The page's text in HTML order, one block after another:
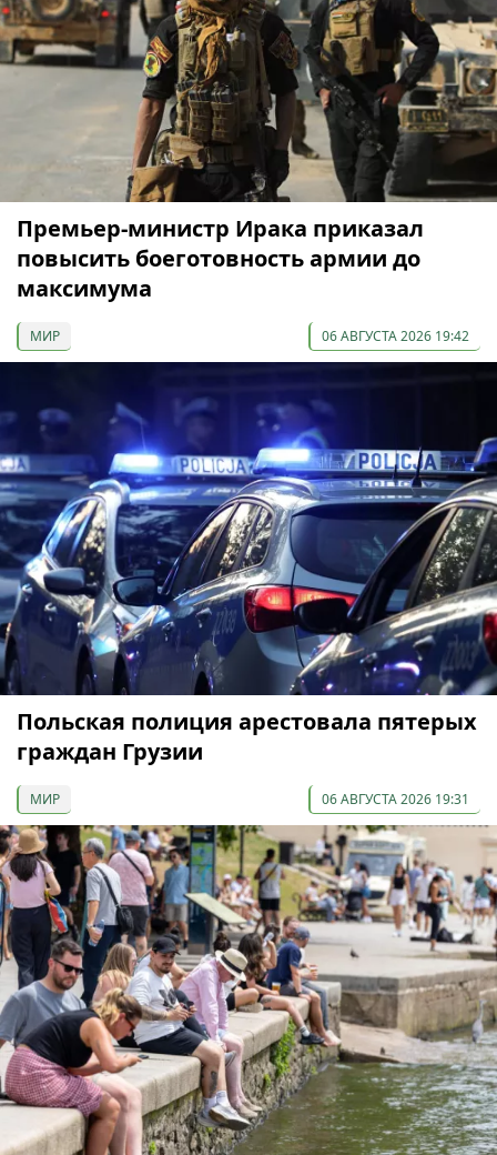
Премьер-министр Ирака приказал
повысить боеготовность армии до
максимума
МИР 06 АВГУСТА 2026 19:42
Польская полиция арестовала пятерых
граждан Грузии
МИР 06 АВГУСТА 2026 19:31